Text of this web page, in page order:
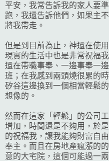
平安，我常告訴我的家人要
跑，我還告訴他們，如果主
將我帶走。
但是到目前為止，神還在使
現實的生活中也是非常祝福
還在帶職事奉、一邊事奉一
班；在我感到兩頭燒很累的
矽谷這邊換到一個相當輕鬆
想像的。
然而在這家「輕鬆」的公司
增加，時間還是不夠用，於
的祝福我，讓我能夠財富自
奉主。而且在房地產瘋漲的
意的大宅院，這個可能過一